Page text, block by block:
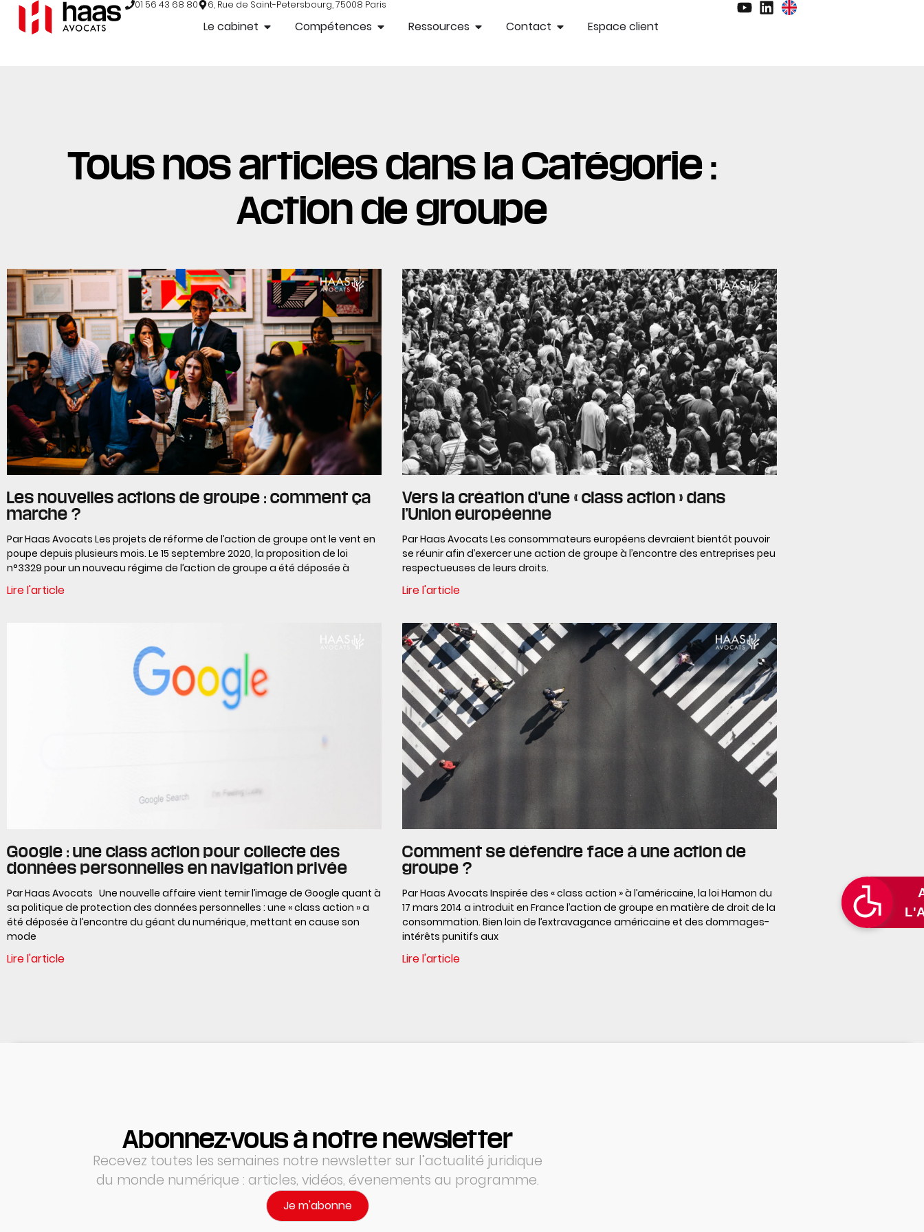
01 56 43 68 80 6, Rue de Saint-Petersbourg, 75008 Paris
Le cabinet Compétences Ressources Contact Espace client
Tous nos articles dans la Catégorie :
Action de groupe
Les nouvelles actions de groupe : comment ça
marche ?
Par Haas Avocats Les projets de réforme de l’action de groupe ont le vent en
poupe depuis plusieurs mois. Le 15 septembre 2020, la proposition de loi
n°3329 pour un nouveau régime de l’action de groupe a été déposée à
Lire l'article
Vers la création d’une « class action » dans
l’Union européenne
Par Haas Avocats Les consommateurs européens devraient bientôt pouvoir
se réunir afin d’exercer une action de groupe à l’encontre des entreprises peu
respectueuses de leurs droits.
Lire l'article
Google : une class action pour collecte des
données personnelles en navigation privée
Par Haas Avocats Une nouvelle affaire vient ternir l’image de Google quant à
sa politique de protection des données personnelles : une « class action » a
été déposée à l’encontre du géant du numérique, mettant en cause son
mode
Lire l'article
Comment se défendre face à une action de
groupe ?
Par Haas Avocats Inspirée des « class action » à l’américaine, la loi Hamon du
17 mars 2014 a introduit en France l’action de groupe en matière de droit de la
consommation. Bien loin de l’extravagance américaine et des dommages-
intérêts punitifs aux
Lire l'article
Abonnez-vous à notre newsletter
Recevez toutes les semaines notre newsletter sur l’actualité juridique
du monde numérique : articles, vidéos, évenements au programme.
Je m'abonne